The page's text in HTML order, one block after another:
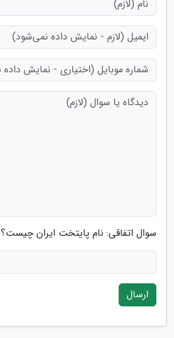
سوال اتفاقی: نام پایتخت ایران چیست؟
ارسال